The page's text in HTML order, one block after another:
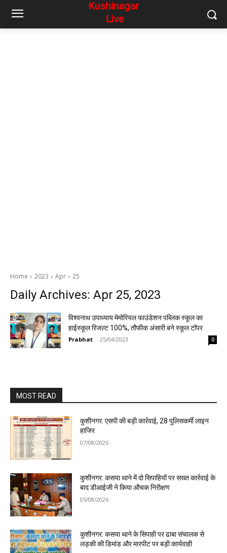
Home 2023 Apr 25
Daily Archives: Apr 25, 2023
विश्वनाथ उपाध्याय मेमोरियल फाउंडेशन पब्लिक स्कूल का
हाईस्कूल रिजल्ट 100%, तौफीक अंसारी बने स्कूल टॉपर
Prabhat - 25/04/2023 0
MOST READ
कुशीनगर: एसपी की बड़ी कार्रवाई, 28 पुलिसकर्मी लाइन
हाजिर
07/08/2026
कुशीनगर: कसया थाने में दो सिपाहियों पर सख्त कार्रवाई के
बाद डीआईजी ने किया औचक निरीक्षण
05/08/2026
कुशीनगर: कसया थाने के सिपाही पर ढाबा संचालक से
लड़की की डिमांड और मारपीट पर बड़ी कार्यवाही